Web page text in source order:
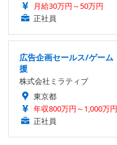
月給30万円～50万円
正社員
広告企画セールス/ゲー
援
株式会社ミラティブ
東京都
年収800万円～1,000万円
正社員